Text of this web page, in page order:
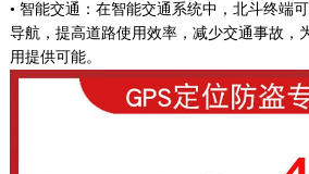
• 智能交通：在智能交通系统中，北斗终端
导航，提高道路使用效率，减少交通事故，
用提供可能。